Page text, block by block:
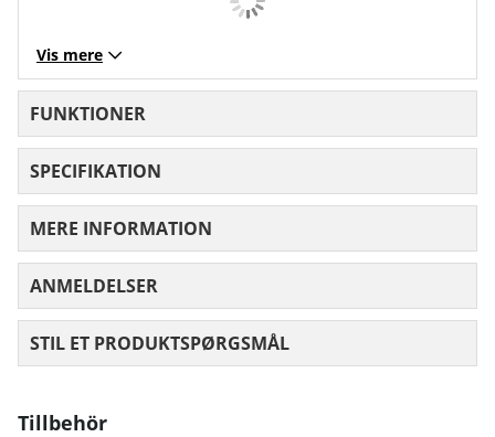
Vis mere
FUNKTIONER
SPECIFIKATION
MERE INFORMATION
ANMELDELSER
STIL ET PRODUKTSPØRGSMÅL
Tillbehör